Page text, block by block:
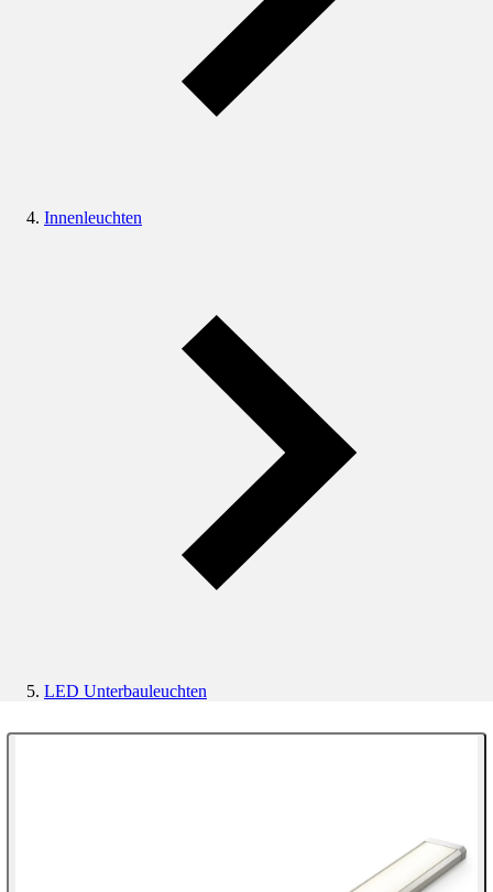
Innenleuchten
LED Unterbauleuchten